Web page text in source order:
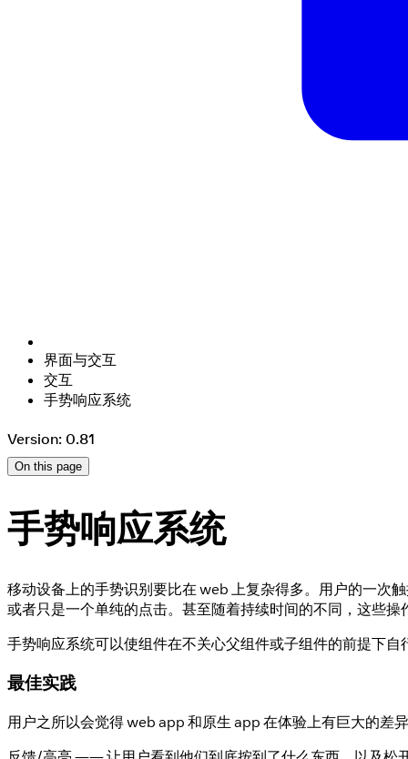
界面与交互
交互
手势响应系统
Version: 0.81
On this page
手势响应系统
移动设备上的手势识别要比在 web 上复杂得多。用户的一次
或者只是一个单纯的点击。甚至随着持续时间的不同，这些
手势响应系统可以使组件在不关心父组件或子组件的前提下自
最佳实践
用户之所以会觉得 web app 和原生 app 在体验上有巨大的差